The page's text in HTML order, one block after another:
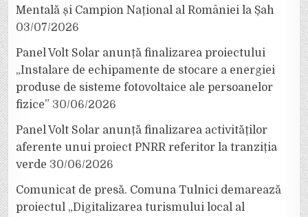
Mentală și Campion Național al României la Șah
03/07/2026
Panel Volt Solar anunță finalizarea proiectului
„Instalare de echipamente de stocare a energiei
produse de sisteme fotovoltaice ale persoanelor
fizice” 30/06/2026
Panel Volt Solar anunță finalizarea activităților
aferente unui proiect PNRR referitor la tranziția
verde 30/06/2026
Comunicat de presă. Comuna Tulnici demarează
proiectul „Digitalizarea turismului local al